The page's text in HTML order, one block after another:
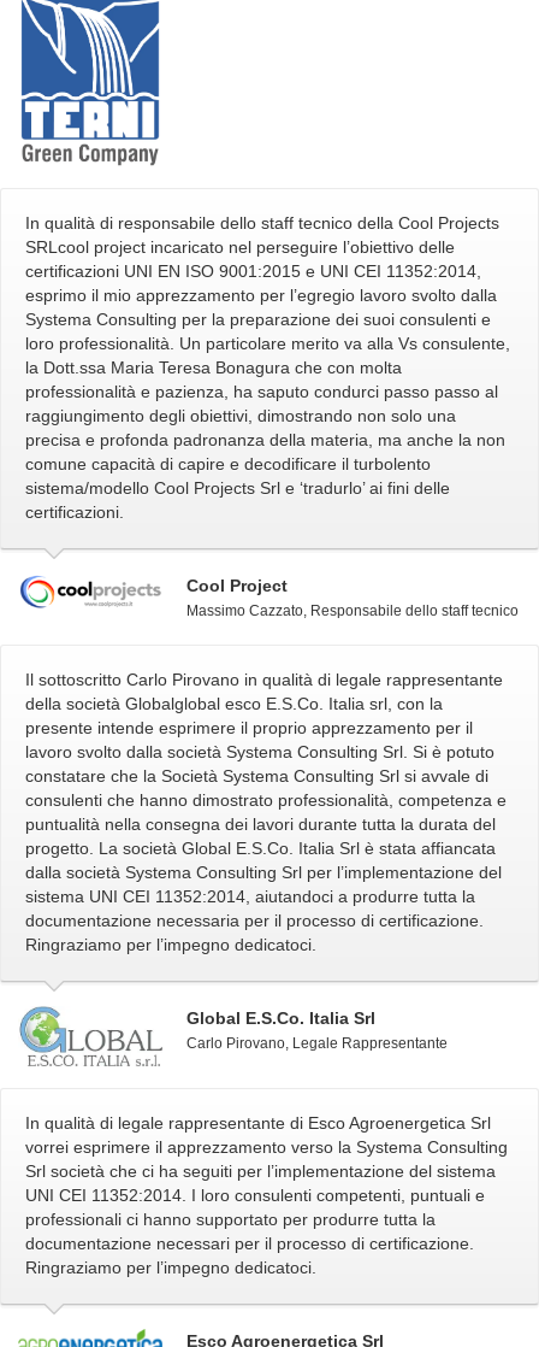
In qualità di responsabile dello staff tecnico della Cool Projects
SRLcool project incaricato nel perseguire l’obiettivo delle
certificazioni UNI EN ISO 9001:2015 e UNI CEI 11352:2014,
esprimo il mio apprezzamento per l’egregio lavoro svolto dalla
Systema Consulting per la preparazione dei suoi consulenti e
loro professionalità. Un particolare merito va alla Vs consulente,
la Dott.ssa Maria Teresa Bonagura che con molta
professionalità e pazienza, ha saputo condurci passo passo al
raggiungimento degli obiettivi, dimostrando non solo una
precisa e profonda padronanza della materia, ma anche la non
comune capacità di capire e decodificare il turbolento
sistema/modello Cool Projects Srl e ‘tradurlo’ ai fini delle
certificazioni.
Cool Project
Massimo Cazzato, Responsabile dello staff tecnico
Il sottoscritto Carlo Pirovano in qualità di legale rappresentante
della società Globalglobal esco E.S.Co. Italia srl, con la
presente intende esprimere il proprio apprezzamento per il
lavoro svolto dalla società Systema Consulting Srl. Si è potuto
constatare che la Società Systema Consulting Srl si avvale di
consulenti che hanno dimostrato professionalità, competenza e
puntualità nella consegna dei lavori durante tutta la durata del
progetto. La società Global E.S.Co. Italia Srl è stata affiancata
dalla società Systema Consulting Srl per l’implementazione del
sistema UNI CEI 11352:2014, aiutandoci a produrre tutta la
documentazione necessaria per il processo di certificazione.
Ringraziamo per l’impegno dedicatoci.
Global E.S.Co. Italia Srl
Carlo Pirovano, Legale Rappresentante
In qualità di legale rappresentante di Esco Agroenergetica Srl
vorrei esprimere il apprezzamento verso la Systema Consulting
Srl società che ci ha seguiti per l’implementazione del sistema
UNI CEI 11352:2014. I loro consulenti competenti, puntuali e
professionali ci hanno supportato per produrre tutta la
documentazione necessari per il processo di certificazione.
Ringraziamo per l’impegno dedicatoci.
Esco Agroenergetica Srl